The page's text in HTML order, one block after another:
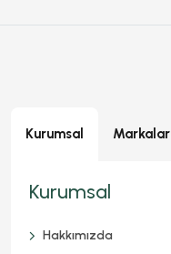
Kurumsal Markalar
Kurumsal
Hakkımızda